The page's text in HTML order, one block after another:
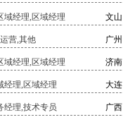
域经理,区域经理 文山
营,其他 广州
域经理,区域经理 济南
经理,区域经理 大连
经理,技术专员 广西